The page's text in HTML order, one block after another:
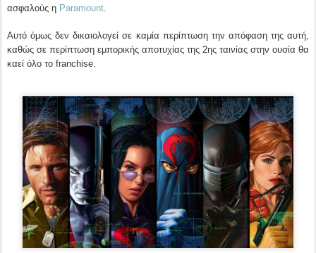
ασφαλούς η Paramount
Αυτό όμως δεν δικαιολογεί σε καμία περίπτωση την απόφαση της αυτή,
καθώς σε περίπτωση εμπορικής αποτυχίας της 2ης ταινίας στην ουσία θα
καεί όλο το franchise.